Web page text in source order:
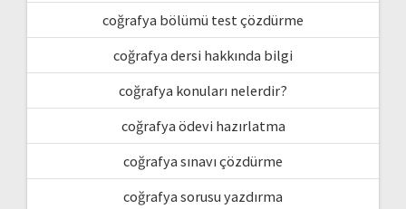
coğrafya bölümü test çözdürme
coğrafya dersi hakkında bilgi
coğrafya konuları nelerdir?
coğrafya ödevi hazırlatma
coğrafya sınavı çözdürme
coğrafya sorusu yazdırma